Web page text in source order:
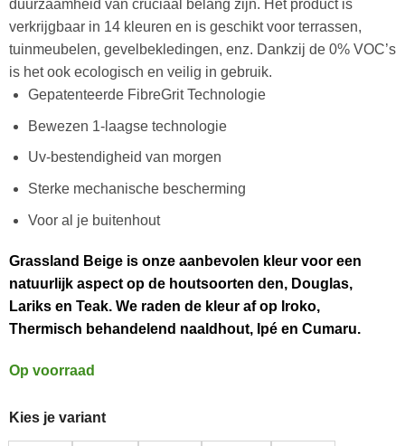
duurzaamheid van cruciaal belang zijn. Het product is
verkrijgbaar in 14 kleuren en is geschikt voor terrassen,
tuinmeubelen, gevelbekledingen, enz. Dankzij de 0% VOC’s
is het ook ecologisch en veilig in gebruik.
Gepatenteerde FibreGrit Technologie
Bewezen 1-laagse technologie
Uv-bestendigheid van morgen
Sterke mechanische bescherming
Voor al je buitenhout
Grassland Beige is onze aanbevolen kleur voor een
natuurlijk aspect op de houtsoorten den, Douglas,
Lariks en Teak. We raden de kleur af op Iroko,
Thermisch behandelend naaldhout, Ipé en Cumaru.
Op voorraad
Kies je variant